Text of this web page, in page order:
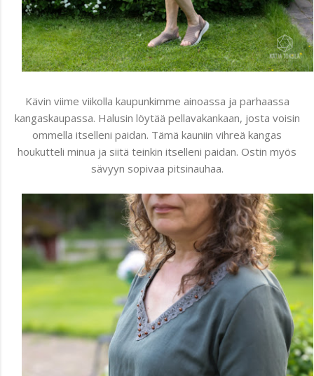
Kävin viime viikolla kaupunkimme ainoassa ja parhaassa
kangaskaupassa. Halusin löytää pellavakankaan, josta voisin
ommella itselleni paidan. Tämä kauniin vihreä kangas
houkutteli minua ja siitä teinkin itselleni paidan. Ostin myös
sävyyn sopivaa pitsinauhaa.